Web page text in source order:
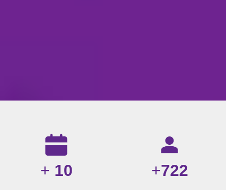
Resultados da nossa agência de marketing digital: mais
+ 10 +722